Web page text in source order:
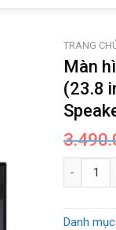
TRANG
Màn
(23.8
Màn hình
Danh mục: